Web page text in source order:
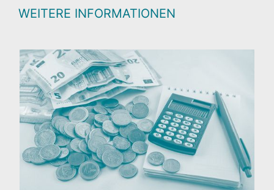
WEITERE INFORMATIONEN